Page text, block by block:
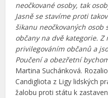
neočkované osoby, tak
Jasně se stavíme proti
šikanu neočkovaných osob
občany na dvě kategorie.
privilegováním občanů a
Poučení a obezřetní
Martina Suchánková.
Candigliota z Ligy lidských
žalobu proti státu k